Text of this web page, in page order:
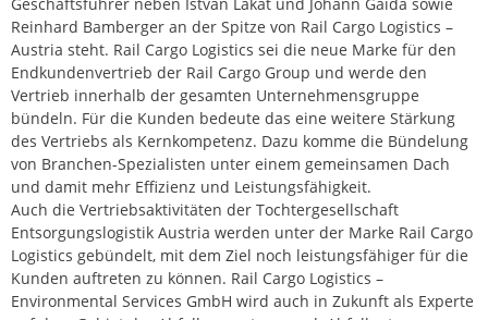
Reinhard Bamberger an der Spitze von Rail Cargo Logistics –
Austria steht. Rail Cargo Logistics sei die neue Marke für den
Endkundenvertrieb der Rail Cargo Group und werde den
Vertrieb innerhalb der gesamten Unternehmensgruppe
bündeln. Für die Kunden bedeute das eine weitere Stärkung
des Vertriebs als Kernkompetenz. Dazu komme die Bündelung
von Branchen-Spezialisten unter einem gemeinsamen Dach
und damit mehr Effizienz und Leistungsfähigkeit.
Auch die Vertriebsaktivitäten der Tochtergesellschaft
Entsorgungslogistik Austria werden unter der Marke Rail Cargo
Logistics gebündelt, mit dem Ziel noch leistungsfähiger für die
Kunden auftreten zu können. Rail Cargo Logistics –
Environmental Services GmbH wird auch in Zukunft als Experte